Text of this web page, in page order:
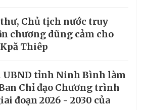
Chủ tịch nước truy
chương dũng cảm cho
Thiêp
UBND tỉnh Ninh Bình làm
Chỉ đạo Chương trình
đoạn 2026 - 2030 của